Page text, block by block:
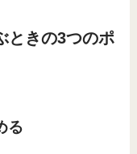
ときの3つのポ
る